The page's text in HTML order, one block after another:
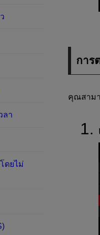
การ
คุณสามา
ลา
ดยไม่